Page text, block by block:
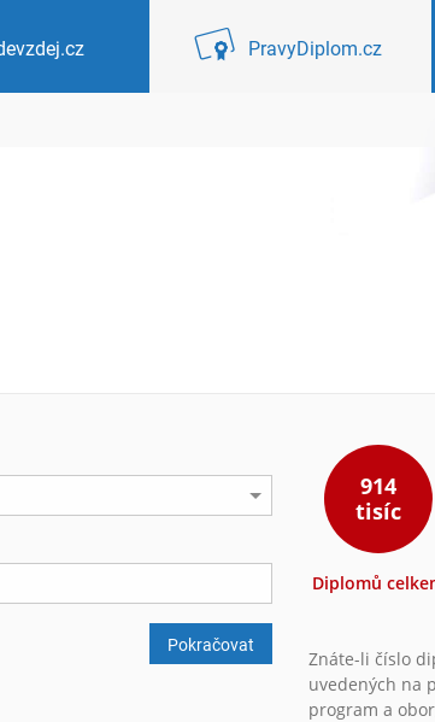
PravyDiplom.cz
Pokračovat
914
tisíc
Diplomů
Znáte-li číslo
uvedených na
program a